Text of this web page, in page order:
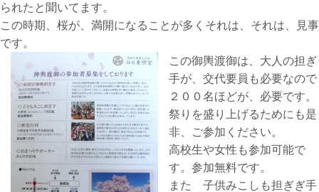
られたと聞いてます。
この時期、桜が、満開になることが多くそれは、それは、見事
です。
この御輿渡御は、大人の担ぎ
手が、交代要員も必要なので
２００名ほどが、必要です。
祭りを盛り上げるためにも是
非、ご参加ください。
高校生や女性も参加可能で
す。参加無料です。
また 子供みこしも担ぎぎ手